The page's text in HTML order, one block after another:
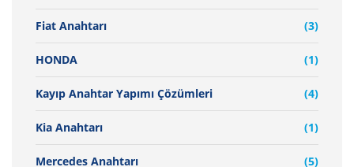
Fiat Anahtarı (3)
HONDA (1)
Kayıp Anahtar Yapımı Çözümleri (4)
Kia Anahtarı (1)
Mercedes Anahtarı (5)